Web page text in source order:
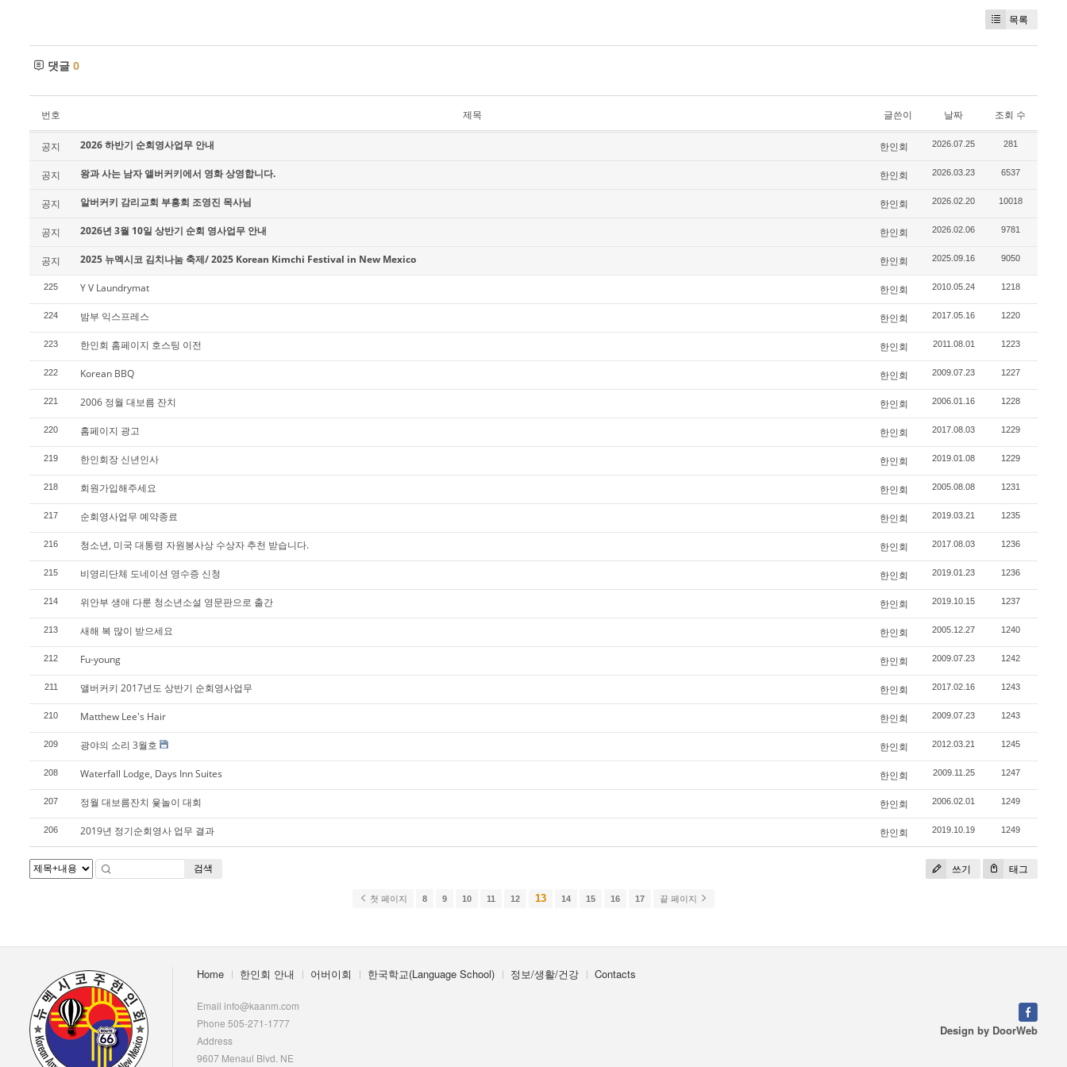
목록
댓글 0
번호 제목 글쓴이 날짜 조회 수
공지 2026 하반기 순회영사업무 안내 한인회 2026.07.25 281
공지 왕과 사는 남자 앨버커키에서 영화 상영합니다. 한인회 2026.03.23 6537
공지 알버커키 감리교회 부흥회 조영진 목사님 한인회 2026.02.20 10018
공지 2026년 3월 10일 상반기 순회 영사업무 안내 한인회 2026.02.06 9781
공지 2025 뉴멕시코 김치나눔 축제/ 2025 Korean Kimchi Festival in New Mexico 한인회 2025.09.16 9050
225 Y V Laundrymat 한인회 2010.05.24 1218
224 밤부 익스프레스 한인회 2017.05.16 1220
223 한인회 홈페이지 호스팅 이전 한인회 2011.08.01 1223
222 Korean BBQ 한인회 2009.07.23 1227
221 2006 정월 대보름 잔치 한인회 2006.01.16 1228
220 홈페이지 광고 한인회 2017.08.03 1229
219 한인회장 신년인사 한인회 2019.01.08 1229
218 회원가입해주세요 한인회 2005.08.08 1231
217 순회영사업무 예약종료 한인회 2019.03.21 1235
216 청소년, 미국 대통령 자원봉사상 수상자 추천 받습니다. 한인회 2017.08.03 1236
215 비영리단체 도네이션 영수증 신청 한인회 2019.01.23 1236
214 위안부 생애 다룬 청소년소설 영문판으로 출간 한인회 2019.10.15 1237
213 새해 복 많이 받으세요 한인회 2005.12.27 1240
212 Fu-young 한인회 2009.07.23 1242
211 앨버커키 2017년도 상반기 순회영사업무 한인회 2017.02.16 1243
210 Matthew Lee's Hair 한인회 2009.07.23 1243
209 광야의 소리 3월호 한인회 2012.03.21 1245
208 Waterfall Lodge, Days Inn Suites 한인회 2009.11.25 1247
207 정월 대보름잔치 윷놀이 대회 한인회 2006.02.01 1249
206 2019년 정기순회영사 업무 결과 한인회 2019.10.19 1249
쓰기 태그
검색
첫 페이지 8 9 10 11 12 13 14 15 16 17 끝 페이지
Home 한인회 안내 어버이회 한국학교(Language School) 정보/생활/건강 Contacts
Email info@kaanm.com
Phone 505-271-1777
Address
9607 Menaul Blvd. NE
Design by DoorWeb